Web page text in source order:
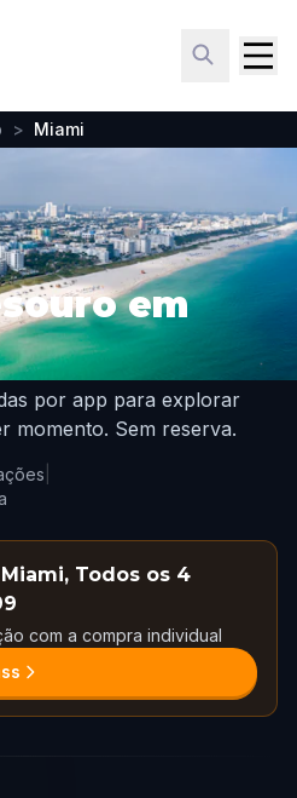
> Miami
em
por app para explorar
momento. Sem reserva.
, Todos os 4
com a compra individual